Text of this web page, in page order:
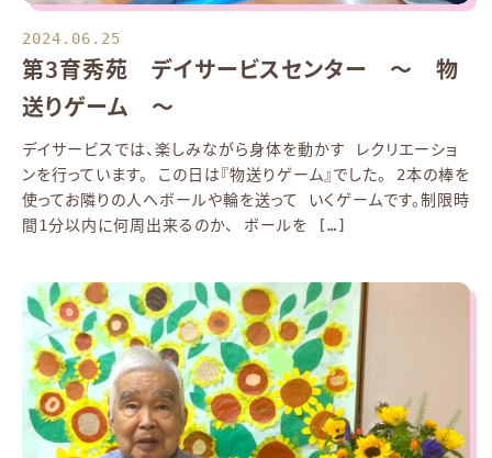
2024.06.25
第3育秀苑 デイサービスセンター ～ 物
送りゲーム ～
デイサービスでは、楽しみながら身体を動かす レクリエーショ
ンを行っています。 この日は『物送りゲーム』でした。 2本の棒を
使ってお隣りの人へボールや輪を送って いくゲームです。制限時
間1分以内に何周出来るのか、 ボールを […]